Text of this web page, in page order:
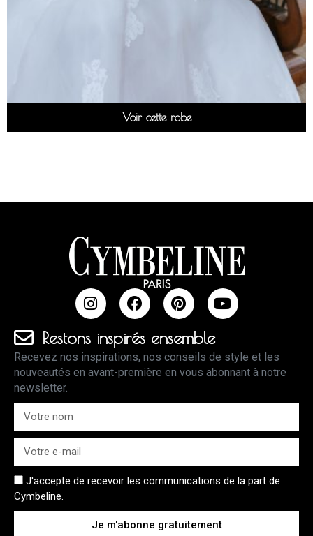
Voir cette robe
Restons inspirés ensemble
Recevez nos inspirations, nos conseils de style et les
nouveautés en avant-première en vous abonnant à notre
newsletter.
J'accepte de recevoir les communications de la part de
Cymbeline.
Je m'abonne gratuitement